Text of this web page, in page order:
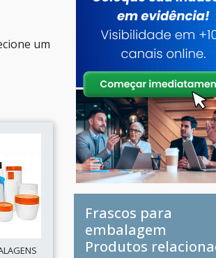
um
Frascos para
embalagem
Produtos